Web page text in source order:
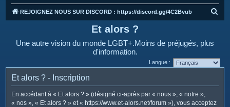
REJOIGNEZ NOUS SUR DISCORD : https://discord.gg/4C2Bvub
e
Et alors ?
Une autre vision du monde LGBT+.Moins de préjugés, plus
d'information.
Langue :
Et alors ? - Inscription
En accédant à « Et alors ? » (désigné ci-après par « nous », « notre »,
« nos », « Et alors ? » et « https://www.et-alors.net/forum »), vous acceptez